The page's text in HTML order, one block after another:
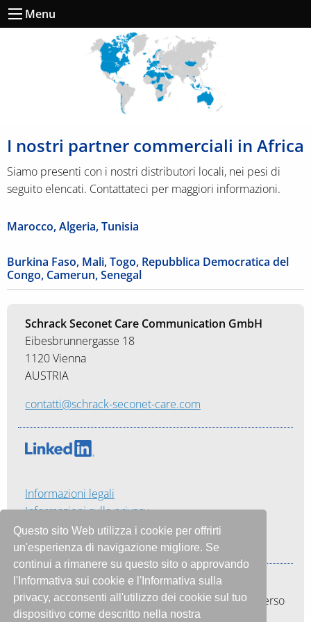
Questo sito Web utilizza i cookie per offrirti
un'esperienza di navigazione migliore. Se
continui a rimanere su questo sito o approvando
l'Informativa sui cookie e l'Informativa sulla
privacy, acconsenti all'utilizzo dei cookie sul tuo
dispositivo come descritto nella nostra
Menu
I nostri partner commerciali in Africa
Siamo presenti con i nostri distributori locali, nei pesi di
seguito elencati. Contattateci per maggiori informazioni.
Marocco, Algeria, Tunisia
Burkina Faso, Mali, Togo, Repubblica Democratica del
Congo, Camerun, Senegal
Schrack Seconet Care Communication GmbH
Eibesbrunnergasse 18
1120 Vienna
AUSTRIA
contatti@schrack-seconet-care.com
Informazioni legali
Informazioni sulla privacy
Termini e Condizioni
La nostra missione è di supportare gli enti
ospedalieri ad ottimizzare tempo e risorse attraverso
l’efficienza gestionale, utilizzando la stessa